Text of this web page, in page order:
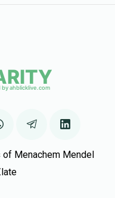
Menachem Mendel